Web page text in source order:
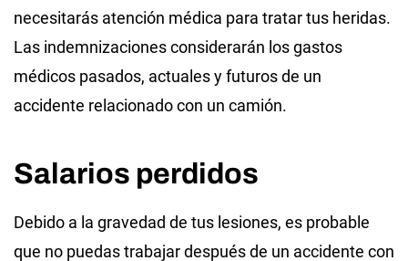
necesitarás atención médica para tratar tus heridas.
Las indemnizaciones considerarán los gastos
médicos pasados, actuales y futuros de un
accidente relacionado con un camión.
Salarios perdidos
Debido a la gravedad de tus lesiones, es probable
que no puedas trabajar después de un accidente con